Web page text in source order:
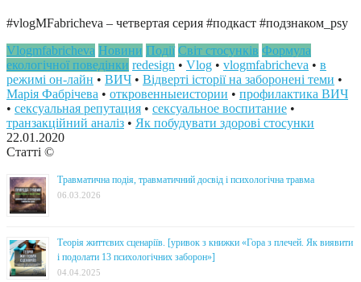
#vlogMFabricheva – четвертая серия #подкаст #подзнаком_psy
Vlogmfabricheva Новини Події Світ стосунків Формула
екологічної поведінки redesign • Vlog • vlogmfabricheva • в
режимі он-лайн • ВИЧ • Відверті історії на заборонені теми •
Марія Фабрічева • откровенныеистории • профилактика ВИЧ
• сексуальная репутация • сексуальное воспитание •
транзакційний аналіз • Як побудувати здорові стосунки
22.01.2020
Статті ©
Травматична подія, травматичний досвід і психологічна травма
06.03.2026
Теорія життєвих сценаріїв. [уривок з книжки «Гора з плечей. Як виявити
і подолати 13 психологічних заборон»]
04.04.2025